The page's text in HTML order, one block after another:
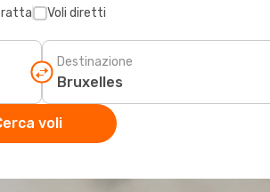
Voli diretti
Destinazione
voli